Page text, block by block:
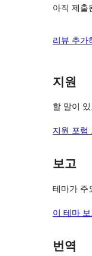
아직 제출
리뷰 추가
지원
할 말이
지원 포럼
보고
테마가 주
이 테마 보
번역